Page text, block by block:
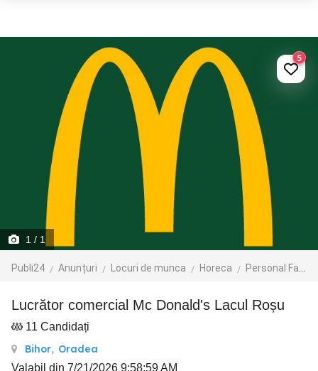
1 / 1
Publi24 Anunțuri Locuri de munca Horeca Personal Fast Food
5
Lucrător comercial Mc Donald's Lacul Roșu
11 Candidați
Bihor, Oradea
Valabil din 7/21/2026 9:58:59 AM